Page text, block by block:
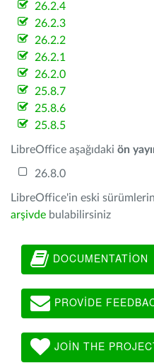
26.2.4
26.2.3
26.2.2
26.2.1
26.2.0
25.8.7
25.8.6
25.8.5
LibreOffice aşağıdaki ön
26.8.0
LibreOffice'in eski
arşivde bulabilirsiniz
DOCUMENTATION
PROVIDE
JOIN THE